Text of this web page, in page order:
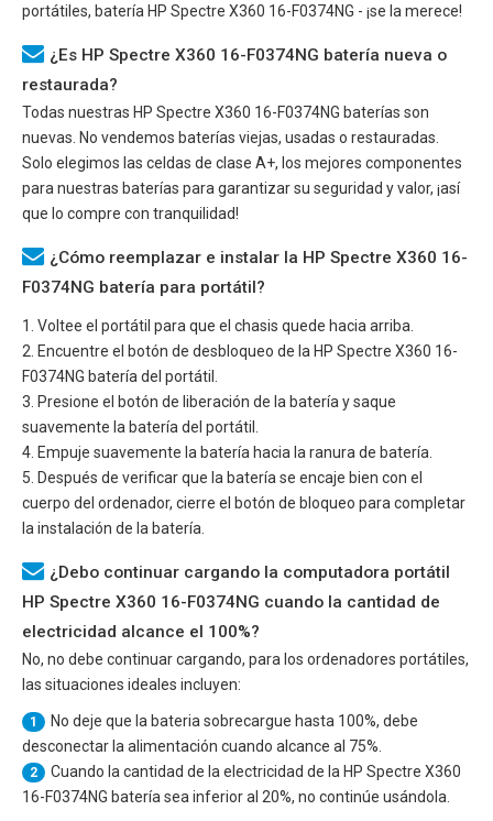
portátiles, batería HP Spectre X360 16-F0374NG - ¡se la merece!
¿Es HP Spectre X360 16-F0374NG batería nueva o
restaurada?
Todas nuestras HP Spectre X360 16-F0374NG baterías son
nuevas. No vendemos baterías viejas, usadas o restauradas.
Solo elegimos las celdas de clase A+, los mejores componentes
para nuestras baterías para garantizar su seguridad y valor, ¡así
que lo compre con tranquilidad!
¿Cómo reemplazar e instalar la HP Spectre X360 16-
F0374NG batería para portátil?
1. Voltee el portátil para que el chasis quede hacia arriba.
2. Encuentre el botón de desbloqueo de la HP Spectre X360 16-
F0374NG batería del portátil.
3. Presione el botón de liberación de la batería y saque
suavemente la batería del portátil.
4. Empuje suavemente la batería hacia la ranura de batería.
5. Después de verificar que la batería se encaje bien con el
cuerpo del ordenador, cierre el botón de bloqueo para completar
la instalación de la batería.
¿Debo continuar cargando la computadora portátil
HP Spectre X360 16-F0374NG cuando la cantidad de
electricidad alcance el 100%?
No, no debe continuar cargando, para los ordenadores portátiles,
las situaciones ideales incluyen:
1
No deje que la bateria sobrecargue hasta 100%, debe
desconectar la alimentación cuando alcance al 75%.
2 Cuando la cantidad de la electricidad de la HP Spectre X360
16-F0374NG batería sea inferior al 20%, no continúe usándola.